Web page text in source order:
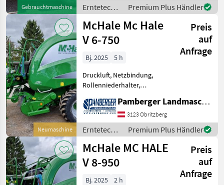
Gebrauchtmaschine
Schneidwerk * Isobus * 25
Messer mit Gruppens
Erntetechnik
Grünland /
McHale
Premium Plus Händler
Neumaschine
McHale Mc Hale
V 6-750
Preis
auf
Anfrage
Bj. 2025
5 h
Druckluft, Netzbindung,
Rollenniederhalter,
V6-750 ist eine
Schneidwerkballenpresse
mit 25 Messern und einem
Hochleistungsrotor Ein
doppeltes
Pamberger Landmaschinentechnik GmbH
3123 Obritzberg
Erntetechnik
Grünland /
McHale
Premium Plus Händler
McHale MC HALE
V 8-950
Preis
auf
Anfrage
Bj. 2025
2 h